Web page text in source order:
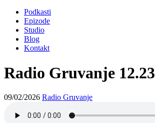
Podkasti
Epizode
Studio
Blog
Kontakt
Radio Gruvanje 12.23
09/02/2026 Radio Gruvanje